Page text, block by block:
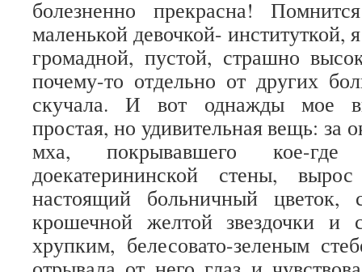
болезненно прекрасна!
маленькой девочкой- институткой,
громадной, пустой, страшно
почему-то отдельно от других
скучала. И вот однажды мое
простая, но удивительная вещь: за
мха, покрывавшего кое-
доекатерининской стены,
настоящий больничный
крошечной желтой звездочки и
хрупким, белесовато-зеленым